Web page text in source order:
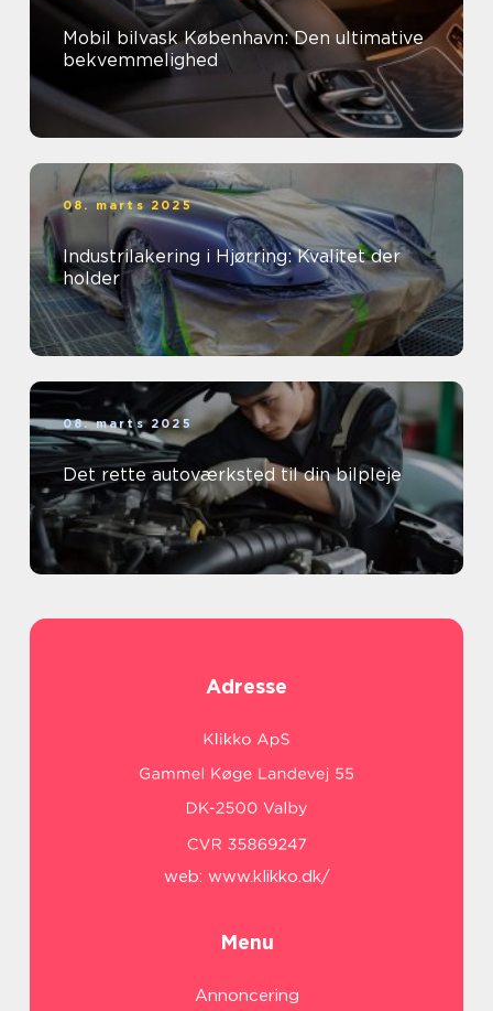
Mobil bilvask København: Den ultimative
bekvemmelighed
08. marts 2025
Industrilakering i Hjørring: Kvalitet der
holder
08. marts 2025
Det rette autoværksted til din bilpleje
Adresse
web: www.klikko.dk/
Menu
Annoncering